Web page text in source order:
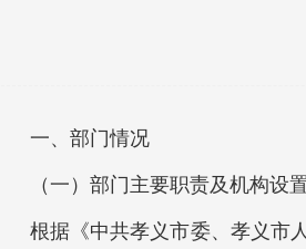
一、部门情况
（一）部门主要职责及机构设
根据《中共孝义市委、孝义市人